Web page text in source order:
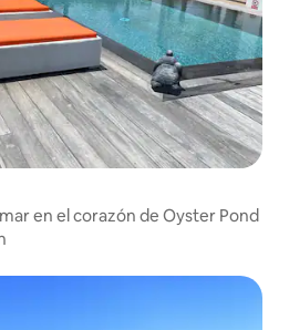
en el corazón de Oyster Pond